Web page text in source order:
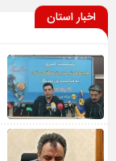
اخبار استان